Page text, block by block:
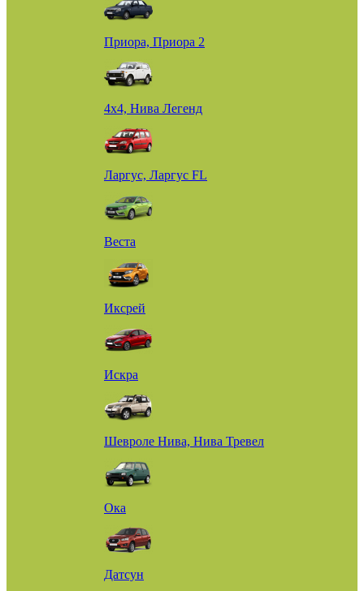
Приора, Приора 2
4х4, Нива Легенд
Ларгус, Ларгус FL
Веста
Иксрей
Искра
Шевроле Нива, Нива Тревел
Ока
Датсун